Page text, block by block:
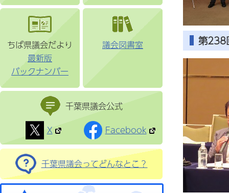
ちば県議会だより
最新版
バックナンバー
議会図書室
千葉県議会公式
X
Facebook
千葉県議会ってどんなとこ？
第238